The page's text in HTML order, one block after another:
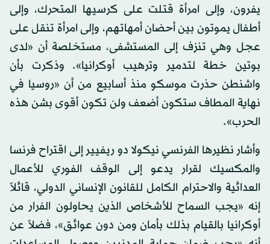
يفرون، وإلى امرأة قتلت على كرسيها المتحرك، وإلى
أطفال يموتون بين أحضان أمهاتهم، وإلى امرأة تنقل على
عجل وهي تنزف إلى المستشفى، مستخلصة أن «لدى
بوتين خطة لتدمير وترهيب أوكرانيا». وذكرت بأن
واشنطن حذرت موسكو منذ أسابيع من أن «روسيا في
نهاية المطاف ستكون أضعف ولن تكون أقوى بشن هذه
الحرب».
وأشار نظيرها الفرنسي نيكولا دو ريفيير إلى اقتراح فرنسا
والمكسيك لقرار يدعو إلى الوقف الفوري للأعمال
العدائية والاحترام الكامل للقانون الإنساني الدولي، قائلاً
إنه «يجب السماح للأشخاص الذين يحاولون الفرار من
أوكرانيا بالقيام بذلك بأمان ومن دون عوائق»، فضلاً عن